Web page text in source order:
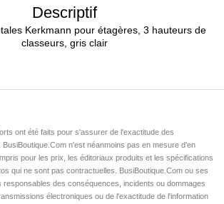
Descriptif
Kerkmann pour étagères, 3 hauteurs de
classeurs, gris clair
ont été faits pour s'assurer de l'exactitude des
n'est néanmoins pas en mesure d'en
pour les prix, les éditoriaux produits et les spécifications
qui ne sont pas contractuelles. BusiBoutique.Com ou ses
des conséquences, incidents ou dommages
électroniques ou de l'exactitude de l'information